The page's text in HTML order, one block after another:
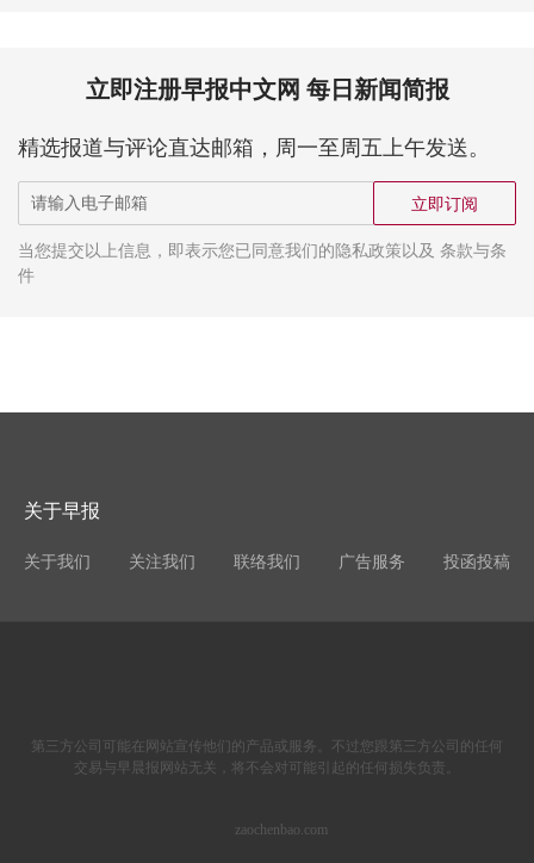
立即注册早报中文网 每日新闻简报
精选报道与评论直达邮箱，周一至周五上午发送。
立即订阅
当您提交以上信息，即表示您已同意我们的隐私政策以及 条款与条
件
关于早报
关于我们 关注我们 联络我们 广告服务 投函投稿
第三方公司可能在网站宣传他们的产品或服务。不过您跟第三方公司的任何
交易与早晨报网站无关，将不会对可能引起的任何损失负责。
zaochenbao.com